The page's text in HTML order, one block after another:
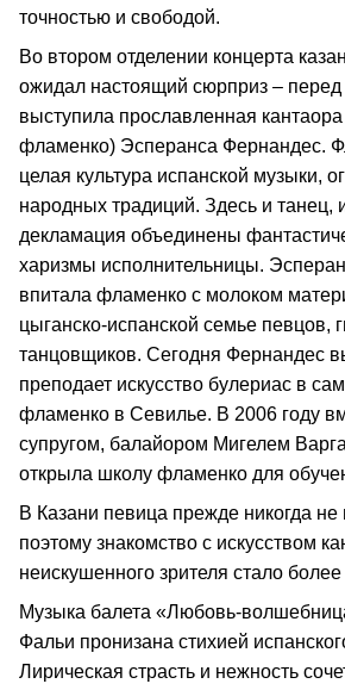
точностью и свободой.
Во втором отделении концерта
ожидал настоящий сюрприз – перед
выступила прославленная
фламенко) Эсперанса Фернандес.
целая культура испанской музыки,
народных традиций. Здесь и танец,
декламация объединены
харизмы исполнительницы.
впитала фламенко с молоком
цыганско-испанской семье певцов,
танцовщиков. Сегодня Фернандес
преподает искусство булериас в
фламенко в Севилье. В 2006 году
супругом, балайором Мигелем
открыла школу фламенко для
В Казани певица прежде никогда не
поэтому знакомство с искусством
неискушенного зрителя стало
Музыка балета «Любовь-
Фальи пронизана стихией
Лирическая страсть и нежность